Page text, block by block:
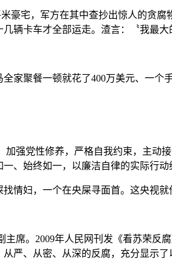
豪宅，军方在其中查抄出惊人的贪
辆卡车才全部运走。渣言：〝我最大
家聚餐一顿就花了400万美元、一个
强党性修养，严格自我约束，主动
、始终如一，以廉洁自律的实际行动
情妇，一个在央屎寻面首。这央视就
席。2009年人民网刊发《看苏荣
严、从密、从深的反腐，充分显示